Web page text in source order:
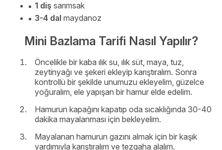
1 diş sarımsak
3-4 dal maydanoz
Mini Bazlama Tarifi Nasıl Yapılır?
Öncelikle bir kaba ılık su, ılık süt, maya, tuz,
zeytinyağı ve şekeri ekleyip karıştıralım. Sonra
kontrollü bir şekilde unumuzu ekleyelim, güzelce
yoğuralım, ele yapışan bir hamur elde edelim.
Hamurun kapağını kapatıp oda sıcaklığında 30-40
dakika mayalanması için bekleyelim.
Mayalanan hamurun gazını almak için bir kaşık
yardımıyla karıştıralım ve tezgaha alalım.